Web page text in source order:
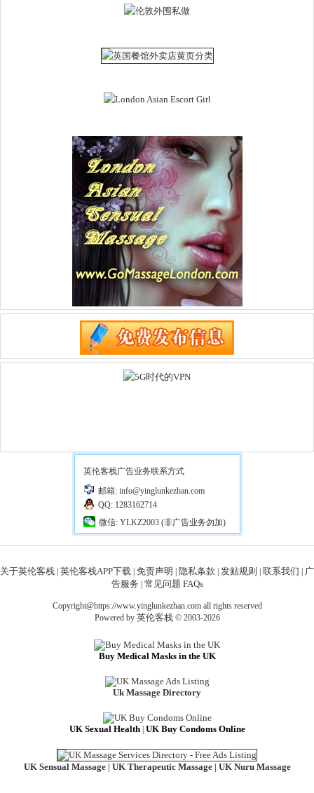
英伦客栈广告业务联系方式
邮箱: info@yinglunkezhan.com
QQ: 1283162714
微信: YLKZ2003 (非广告业务勿加)
关于英伦客栈 英伦客栈APP下载 免责声明 隐私条款 发贴规则 联系我们
广
告服务 常见问题 FAQs
Copyright@https://www.yinglunkezhan.com all rights reserved
Powered by 英伦客栈 © 2003-2026
Buy Medical Masks in the UK
Uk Massage Directory
UK Sexual Health| UK Buy Condoms Online
UK Sensual Massage| UK Therapeutic Massage| UK Nuru Massage